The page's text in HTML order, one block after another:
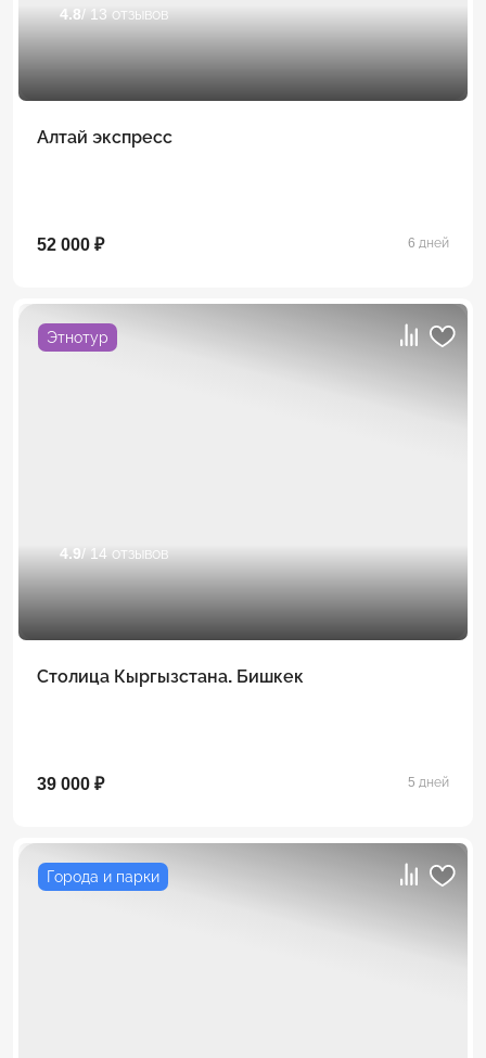
4.8/ 13 отзывов
Алтай экспресс
52 000 ₽ 6 дней
Этнотур
4.9 / 14 отзывов
Столица Кыргызстана. Бишкек
39 000 ₽ 5 дней
Города и парки